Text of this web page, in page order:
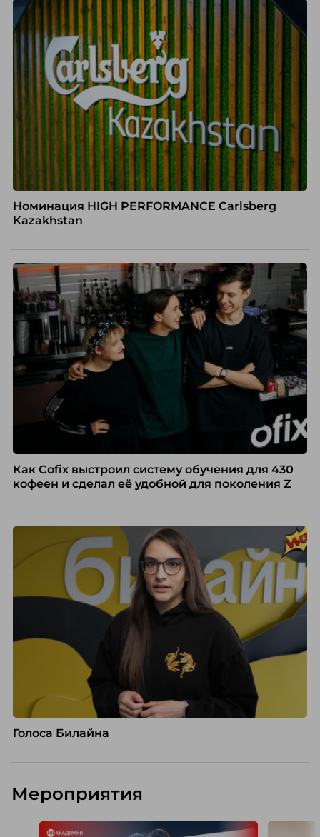
Номинация HIGH PERFORMANCE Carlsberg
Kazakhstan
Как Cofix выстроил систему обучения для 430
кофеен и сделал её удобной для поколения Z
Голоса Билайна
Мероприятия